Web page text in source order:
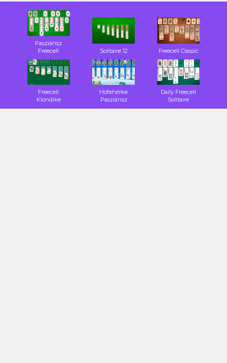
Pasziánsz
Freecell
Solitaire 12 Freecell Classic
Freecell
Klondike
Hófehérke
Pasziánsz
Daily Freecell
Solitaire